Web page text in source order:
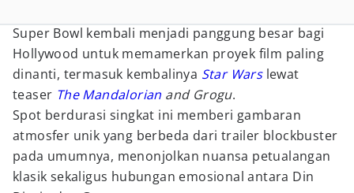
Super Bowl kembali menjadi panggung besar bagi
Hollywood untuk memamerkan proyek film paling
dinanti, termasuk kembalinya Star Warslewat
teaser The Mandalorian and Grogu.
Spot berdurasi singkat ini memberi gambaran
atmosfer unik yang berbeda dari trailer blockbuster
pada umumnya, menonjolkan nuansa petualangan
klasik sekaligus hubungan emosional antara Din